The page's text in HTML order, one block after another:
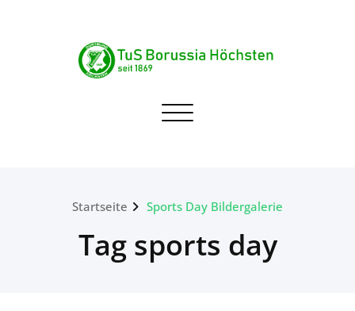
TuS Borussia Höchsten
Navigation umschalten
Startseite Sports Day Bildergalerie
Tag sports day